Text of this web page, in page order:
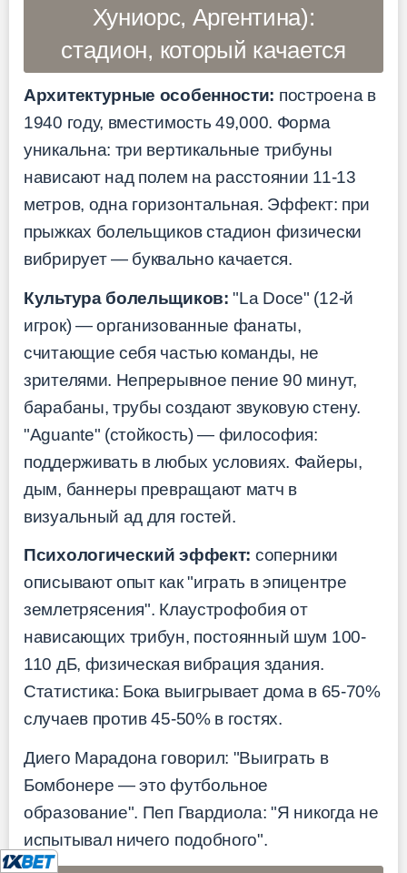
Хуниорс, Аргентина):
стадион, который качается
Архитектурные особенности: построена в
1940 году, вместимость 49,000. Форма
уникальна: три вертикальные трибуны
нависают над полем на расстоянии 11-13
метров, одна горизонтальная. Эффект: при
прыжках болельщиков стадион физически
вибрирует — буквально качается.
Культура болельщиков: "La Doce" (12-й
игрок) — организованные фанаты,
считающие себя частью команды, не
зрителями. Непрерывное пение 90 минут,
барабаны, трубы создают звуковую стену.
"Aguante" (стойкость) — философия:
поддерживать в любых условиях. Файеры,
дым, баннеры превращают матч в
визуальный ад для гостей.
Психологический эффект: соперники
описывают опыт как "играть в эпицентре
землетрясения". Клаустрофобия от
нависающих трибун, постоянный шум 100-
110 дБ, физическая вибрация здания.
Статистика: Бока выигрывает дома в 65-70%
случаев против 45-50% в гостях.
Диего Марадона говорил: "Выиграть в
Бомбонере — это футбольное
образование". Пеп Гвардиола: "Я никогда не
испытывал ничего подобного".